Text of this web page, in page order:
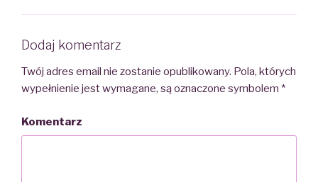
Dodaj komentarz
Twój adres email nie zostanie opublikowany. Pola, których
wypełnienie jest wymagane, są oznaczone symbolem *
Komentarz